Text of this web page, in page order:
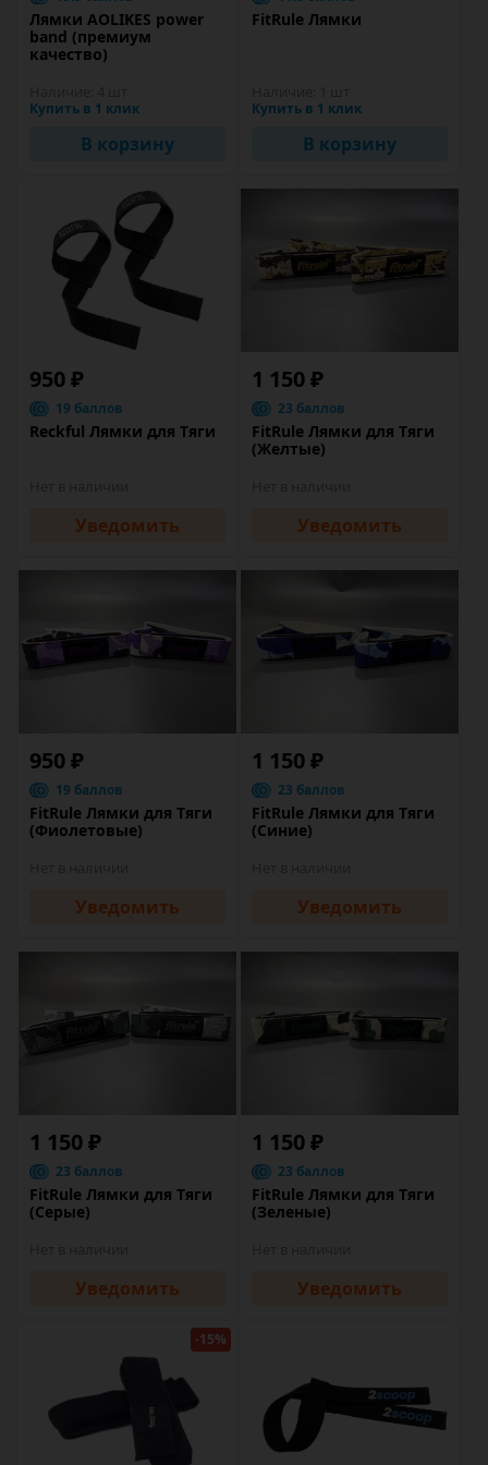
Лямки AOLIKES power
band (премиум
качество)
Купить в 1 клик
В корзину
FitRule Лямки
Купить в 1 клик
В корзину
950 ₽
19 баллов
Reckful Лямки для Тяги
Уведомить
1 150 ₽
23 баллов
FitRule Лямки для Тяги
(Желтые)
Уведомить
950 ₽
19 баллов
FitRule Лямки для Тяги
(Фиолетовые)
Уведомить
1 150 ₽
23 баллов
FitRule Лямки для Тяги
(Синие)
Уведомить
1 150 ₽
23 баллов
FitRule Лямки для Тяги
(Серые)
Уведомить
1 150 ₽
23 баллов
FitRule Лямки для Тяги
(Зеленые)
Уведомить
-15%